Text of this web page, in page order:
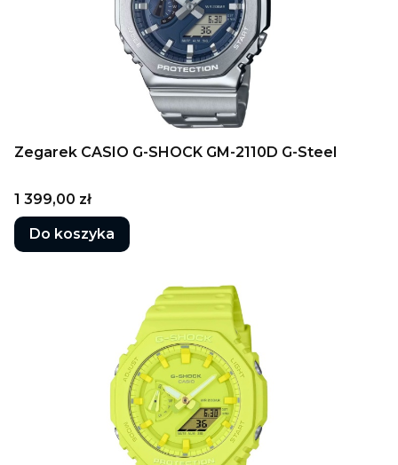
Zegarek CASIO G-SHOCK GM-2110D G-Steel
Cena
1 399,00 zł
Do koszyka